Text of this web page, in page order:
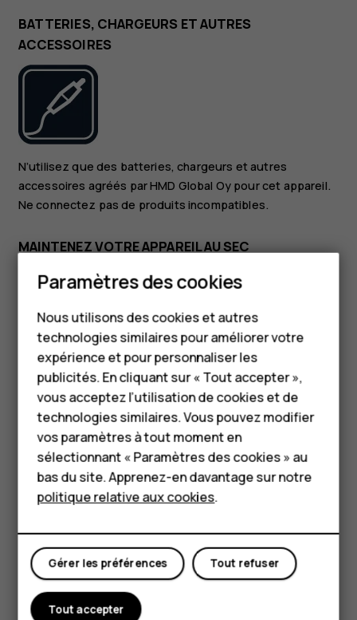
Smartphones
Téléphones classiques
HMD Terra M
Pour les entreprises
Tablettes
Boutique
Mon compte
BATTERIES, CHARGEURS ET AUTRES
ACCESSOIRES
N’utilisez que des batteries, chargeurs et autres
accessoires agréés par HMD Global Oy pour cet appareil.
Ne connectez pas de produits incompatibles.
MAINTENEZ VOTRE APPAREIL AU SEC
Si votre appareil est résistant à l'eau, consultez son indice
IP dans les spécifications techniques de l'appareil pour
obtenir des conseils plus détaillés.
ÉLÉMENTS EN VERRE
L'appareil et/ou son écran sont en verre. Ce verre peut se
briser si l'appareil tombe sur une surface dure ou subit un
choc violent. Si le verre se brise, ne touchez pas les
Paramètres des cookies
Nous utilisons des cookies et autres
technologies similaires pour améliorer votre
expérience et pour personnaliser les
publicités. En cliquant sur « Tout accepter »,
vous acceptez l’utilisation de cookies et de
technologies similaires. Vous pouvez modifier
vos paramètres à tout moment en
sélectionnant « Paramètres des cookies » au
bas du site. Apprenez-en davantage sur notre
politique relative aux cookies.
Tout refuser
Gérer les préférences
Tout accepter